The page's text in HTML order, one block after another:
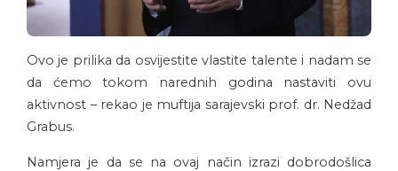
Ovo je prilika da osvijestite vlastite talente i nadam se
da ćemo tokom narednih godina nastaviti ovu
aktivnost – rekao je muftija sarajevski prof. dr. Nedžad
Grabus.
Namjera je da se na ovaj način izrazi dobrodošlica